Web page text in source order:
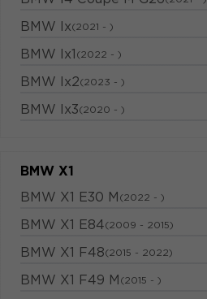
BMW Ix(2021 - )
BMW Ix1 (2022 - )
BMW Ix2(2023 - )
BMW Ix3(2020 - )
BMW X1
BMW X1 E30 M (2022 - )
BMW X1 E84(2009 - 2015)
BMW X1 F48(2015 - 2022)
BMW X1 F49 M (2015 - )